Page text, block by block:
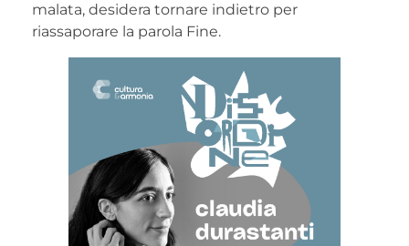
malata, desidera tornare indietro per
riassaporare la parola Fine.